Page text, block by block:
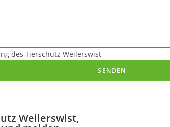
des Tierschutz Weilerswist
SENDEN
Weilerswist,